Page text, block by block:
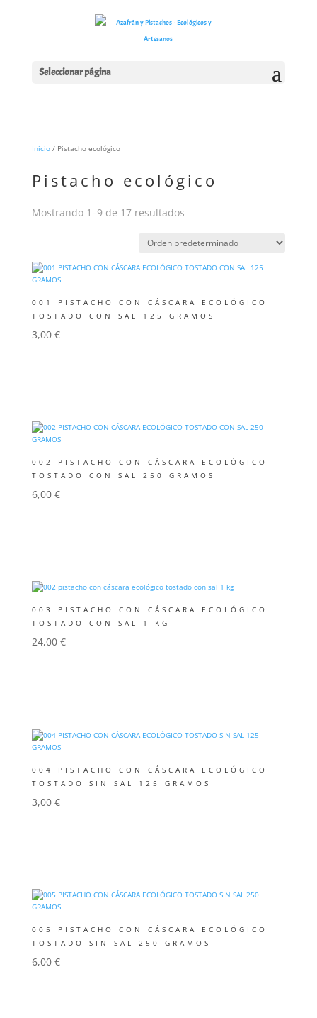
Seleccionar página
Inicio/ Pistacho ecológico
Pistacho ecológico
Mostrando 1–9 de 17 resultados
001 PISTACHO CON CÁSCARA ECOLÓGICO
TOSTADO CON SAL 125 GRAMOS
3,00 €
002 PISTACHO CON CÁSCARA ECOLÓGICO
TOSTADO CON SAL 250 GRAMOS
6,00 €
003 PISTACHO CON CÁSCARA ECOLÓGICO
TOSTADO CON SAL 1 KG
24,00 €
004 PISTACHO CON CÁSCARA ECOLÓGICO
TOSTADO SIN SAL 125 GRAMOS
3,00 €
005 PISTACHO CON CÁSCARA ECOLÓGICO
TOSTADO SIN SAL 250 GRAMOS
6,00 €